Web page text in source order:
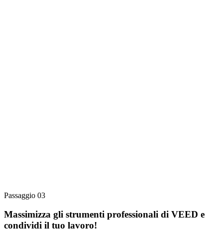
Passaggio 03
Massimizza gli strumenti professionali di VEED e
condividi il tuo lavoro!